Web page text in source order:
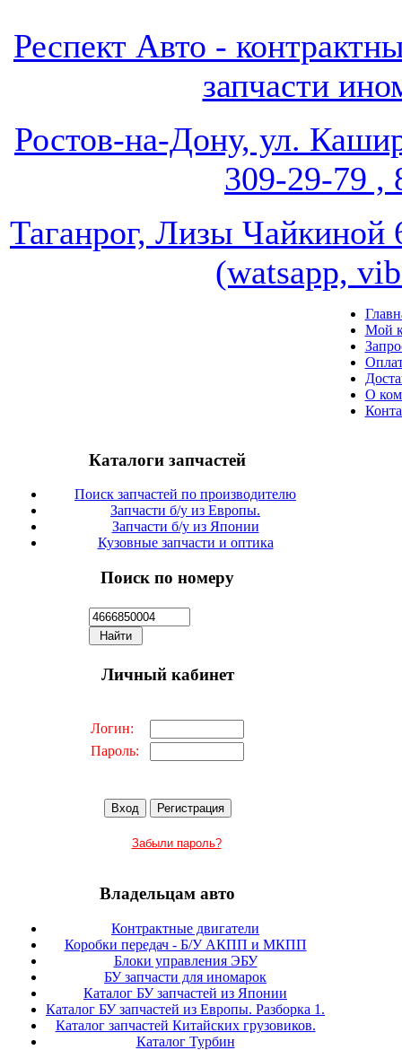
Респект Авто -
запчасти
Ростов-на-Дону, ул.
309-29-79 ,
Таганрог, Лизы
(watsapp,
Мой
О
Каталоги запчастей
Поиск запчастей по производителю
Запчасти б/у из Европы.
Запчасти б/у из Японии
Кузовные запчасти и оптика
Поиск по номеру
Личный кабинет
Логин:
Пароль:
Забыли пароль?
Владельцам авто
Контрактные двигатели
Коробки передач - Б/У АКПП и МКПП
Блоки управления ЭБУ
БУ запчасти для иномарок
Каталог БУ запчастей из Японии
Каталог БУ запчастей из Европы. Разборка 1.
Каталог запчастей Китайских грузовиков.
Каталог Турбин